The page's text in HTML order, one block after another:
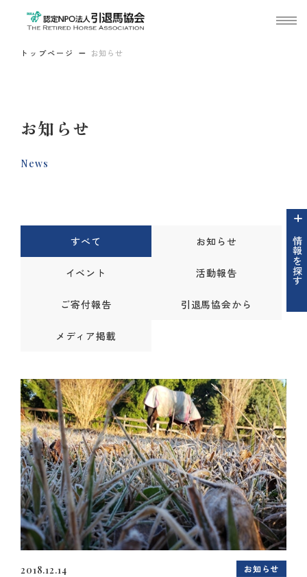
トップページ お知らせ
お知らせ
News
情報を探す
すべて お知らせ
イベント 活動報告
ご寄付報告 引退馬協会から
メディア掲載
2018.12.14 お知らせ